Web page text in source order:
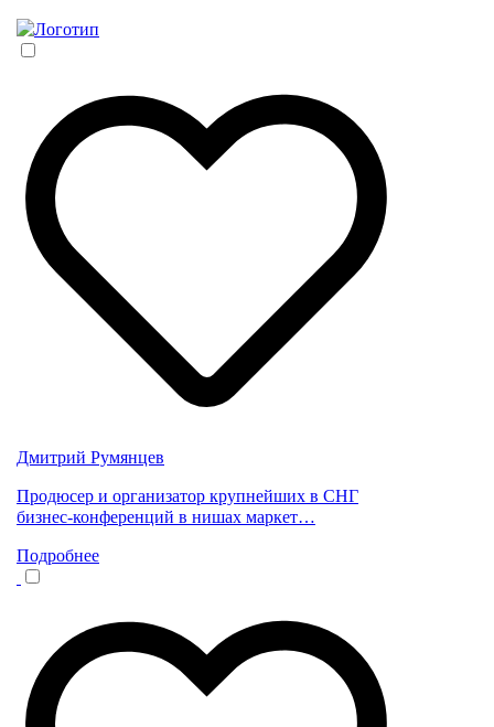
Дмитрий Румянцев
Продюсер и организатор крупнейших в СНГ
бизнес-конференций в нишах маркет…
Подробнее